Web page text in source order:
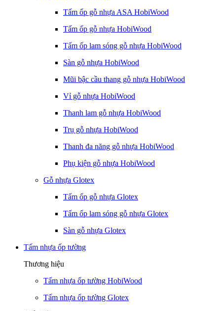
Tấm ốp gỗ nhựa ASA HobiWood
Tấm ốp gỗ nhựa HobiWood
Tấm ốp lam sóng gỗ nhựa HobiWood
Sàn gỗ nhựa HobiWood
Mũi bậc cầu thang gỗ nhựa HobiWood
Vỉ gỗ nhựa HobiWood
Thanh lam gỗ nhựa HobiWood
Trụ gỗ nhựa HobiWood
Thanh đa năng gỗ nhựa HobiWood
Phụ kiện gỗ nhựa HobiWood
Gỗ nhựa Glotex
Tấm ốp gỗ nhựa Glotex
Tấm ốp lam sóng gỗ nhựa Glotex
Sàn gỗ nhựa Glotex
Tấm nhựa ốp tường
Thương hiệu
Tấm nhựa ốp tường HobiWood
Tấm nhựa ốp tường Glotex